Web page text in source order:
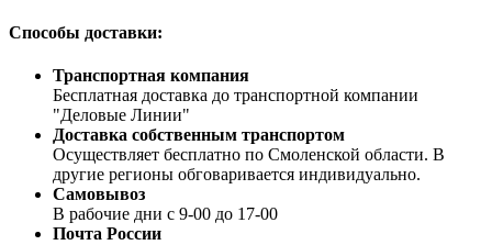
Способы доставки:
Транспортная компания
Бесплатная доставка до транспортной компании
"Деловые Линии"
Доставка собственным транспортом
Осуществляет бесплатно по Смоленской области. В
другие регионы обговаривается индивидуально.
Самовывоз
В рабочие дни с 9-00 до 17-00
Почта России